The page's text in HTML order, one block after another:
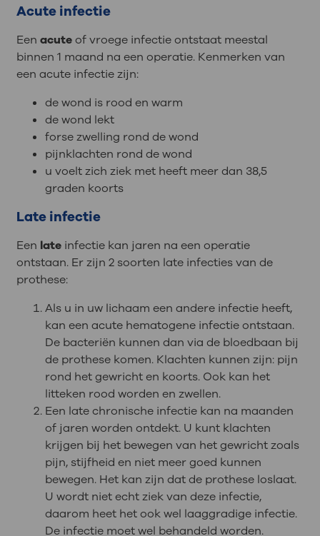
Acute infectie
Een acuteof vroege infectie ontstaat meestal
binnen 1 maand na een operatie. Kenmerken van
een acute infectie zijn:
de wond is rood en warm
de wond lekt
forse zwelling rond de wond
pijnklachten rond de wond
u voelt zich ziek met heeft meer dan 38,5
graden koorts
Late infectie
Een lateinfectie kan jaren na een operatie
ontstaan. Er zijn 2 soorten late infecties van de
prothese:
Als u in uw lichaam een andere infectie heeft,
kan een acute hematogene infectie ontstaan.
De bacteriën kunnen dan via de bloedbaan bij
de prothese komen. Klachten kunnen zijn: pijn
rond het gewricht en koorts. Ook kan het
litteken rood worden en zwellen.
Een late chronische infectie kan na maanden
of jaren worden ontdekt. U kunt klachten
krijgen bij het bewegen van het gewricht zoals
pijn, stijfheid en niet meer goed kunnen
bewegen. Het kan zijn dat de prothese loslaat.
U wordt niet echt ziek van deze infectie,
daarom heet het ook wel laaggradige infectie.
De infectie moet wel behandeld worden.